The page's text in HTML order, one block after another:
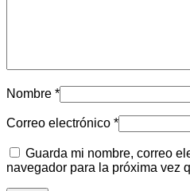
Nombre *
Correo electrónico *
Guarda mi nombre, correo
navegador para la próxima vez